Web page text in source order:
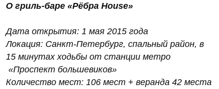
О гриль-баре «Рёбра House»
Дата открытия: 1 мая 2015 года
Локация: Санкт-Петербург, спальный район, в
15 минутах ходьбы от станции метро
«Проспект большевиков»
Количество мест: 106 мест + веранда 42 места